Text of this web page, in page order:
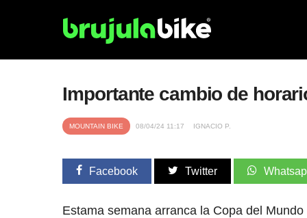
Importante cambio de
MOUNTAIN BIKE 08/04/24 11:17 IGNACIO P.
Facebook Twitter
Estama semana arranca la Copa del